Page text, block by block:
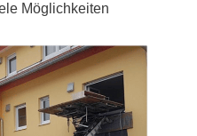
Möglichkeiten